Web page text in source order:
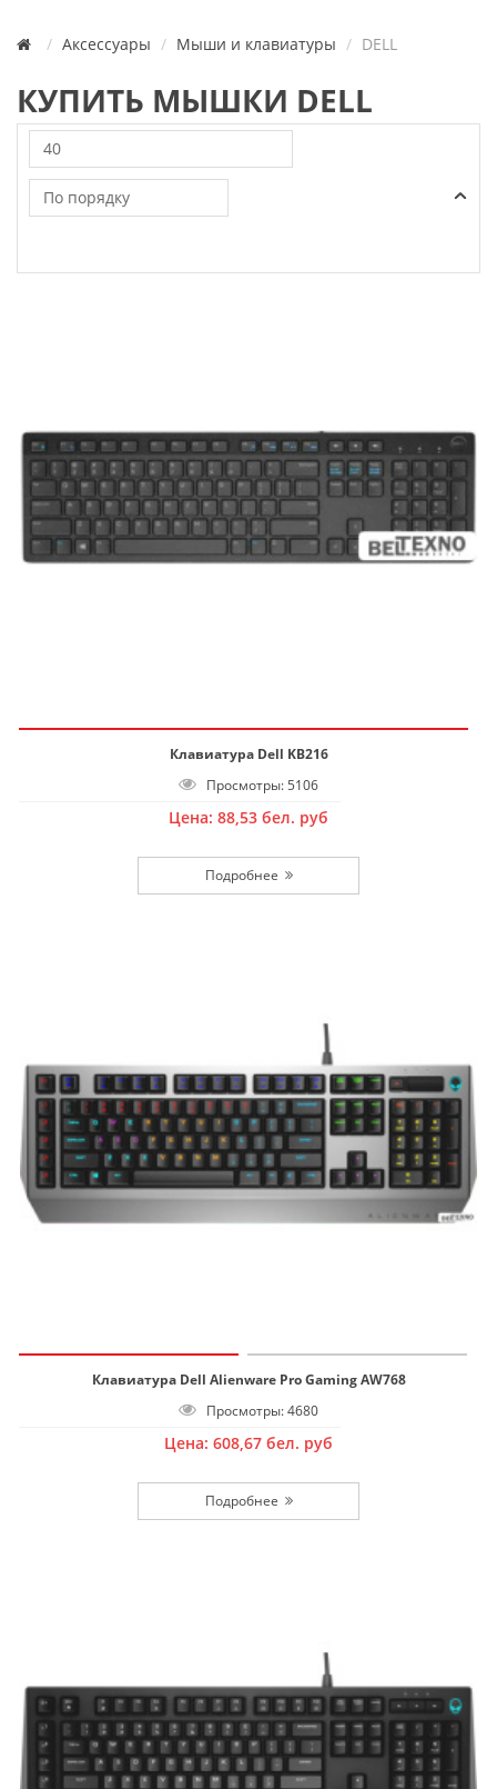
Аксессуары Мыши и клавиатуры DELL
КУПИТЬ МЫШКИ DELL
40
По порядку
Клавиатура Dell KB216
Просмотры: 5106
Цена: 88,53 бел. руб
Клавиатура Dell Alienware Pro Gaming AW768
Просмотры: 4680
Цена: 608,67 бел. руб